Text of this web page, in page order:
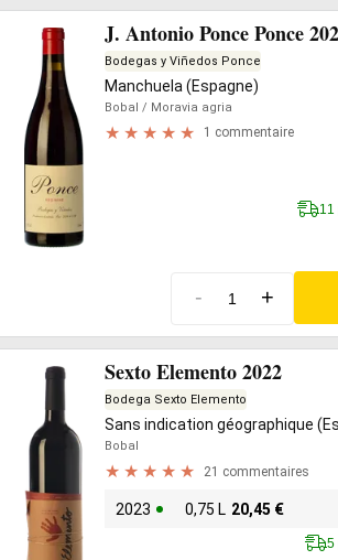
J. Antonio Ponce Ponce
Bodegas y Viñedos Ponce
Manchuela (Espagne)
Bobal / Moravia agria
1 commentaire
11
- +
Sexto Elemento 2022
Bodega Sexto Elemento
Sans indication géographique
Bobal
21 commentaires
2023 0,75 L 20,45 €
5